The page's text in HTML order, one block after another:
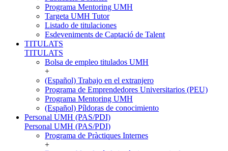
Programa Mentoring UMH
Targeta UMH Tutor
Listado de titulaciones
Esdeveniments de Captació de Talent
TITULATS
TITULATS
Bolsa de empleo titulados UMH
+
(Español) Trabajo en el extranjero
Programa de Emprendedores Universitarios (PEU)
Programa Mentoring UMH
(Español) Píldoras de conocimiento
Personal UMH (PAS/PDI)
Personal UMH (PAS/PDI)
Programa de Pràctiques Internes
+